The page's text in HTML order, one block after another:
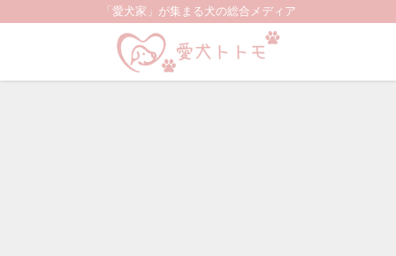
「愛犬家」が集まる犬の総合メディア